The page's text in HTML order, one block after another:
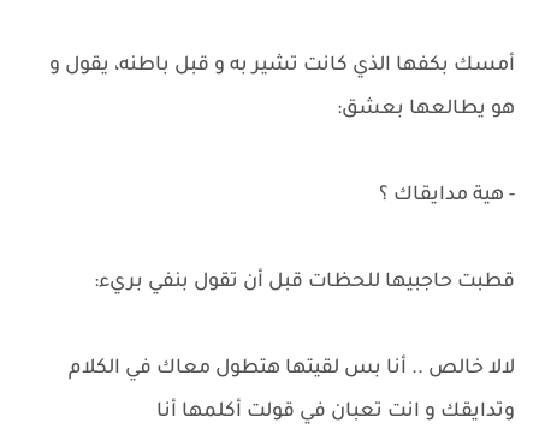
أمسك بكفها الذي كانت تشير به و قبل باطنه، يقول و
هو يطالعها بعشق:
- هية مدايقاك ؟
قطبت حاجبيها للحظات قبل أن تقول بنفي بريء:
لالا خالص .. أنا بس لقيتها هتطول معاك في الكلام
وتدايقك و انت تعبان في قولت أكلمها أنا